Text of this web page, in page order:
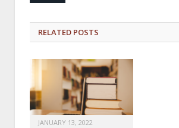
RELATED POSTS
JANUARY 13, 2022